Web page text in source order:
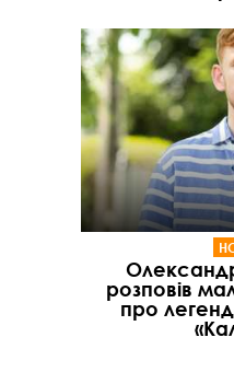
розповів
про